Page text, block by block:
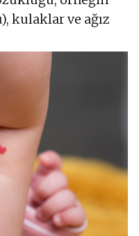
kulaklar ve ağız